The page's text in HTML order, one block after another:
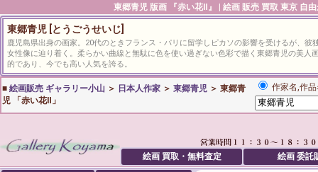
東郷青児版画 『赤い花Ⅱ』 | 絵画 販売 買取 東京 自
東郷青児 [とうごうせいじ]
鹿児島県出身の画家。20代のときフランス・パリに留学しピカソの影響を受けるが、彼
女性像に辿り着く。柔らかい曲線と無駄に色を使い過ぎない色彩で描く東郷青児の美人
的であり、今でも高い人気を誇る。
■ 絵画販売 ギャラリー小山 ＞ 日本人作家 ＞ 東郷青児 ＞ 東郷青
児 「赤い花Ⅱ」
作家名,作
絵画 買取・無料査定 絵画 委託